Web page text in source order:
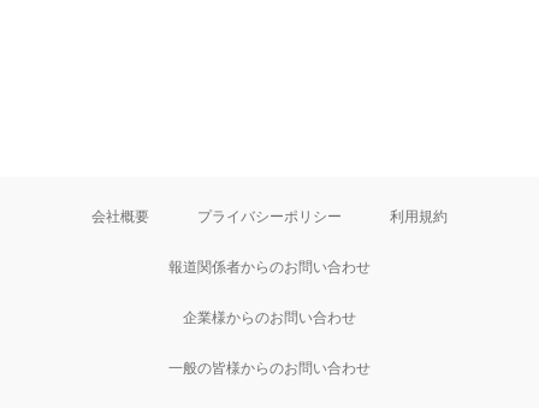
会社概要 プライバシーポリシー 利用規約
報道関係者からのお問い合わせ
企業様からのお問い合わせ
一般の皆様からのお問い合わせ